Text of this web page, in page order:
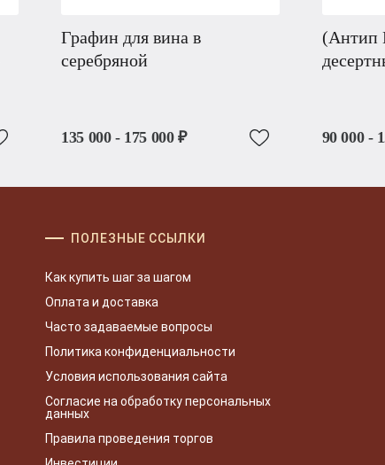
Графин для вина в
серебряной
135 000 - 175 000 ₽
(Антип
90 000 -
ПОЛЕЗНЫЕ ССЫЛКИ
Как купить шаг за шагом
Оплата и доставка
Часто задаваемые вопросы
Политика конфиденциальности
Условия использования сайта
Согласие на обработку персональных
данных
Правила проведения торгов